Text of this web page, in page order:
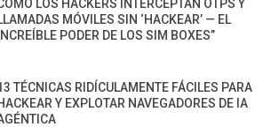
LOS HACKERS INTERCEPTAN OTPS Y
MÓVILES SIN ‘HACKEAR’ — EL
INCREÍBLE PODER DE LOS SIM BOXES”
TÉCNICAS RIDÍCULAMENTE FÁCILES PARA
Y EXPLOTAR NAVEGADORES DE IA